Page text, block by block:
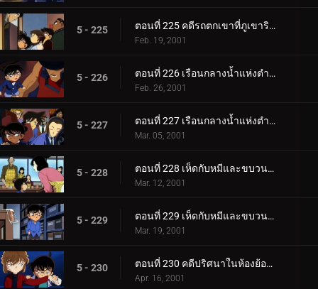
5 - 225 ตอนที่ 225 คดีรถตกเขาที่ภูเขาริวจิน
Feb. 19, 2001
5 - 226 ตอนที่ 226 เรือนกลางน้ำแห่งตำนานสระเบญจรงค์ (ตอนแรก)
Feb. 26, 2001
5 - 227 ตอนที่ 227 เรือนกลางน้ำแห่งตำนานสระเบญจรงค์ (ตอนจบ)
Mar. 05, 2001
5 - 228 ตอนที่ 228 เห็ดกับหมีและขบวนการนักสืบเยาชน (ตอนแรก)
Mar. 12, 2001
5 - 229 ตอนที่ 229 เห็ดกับหมีและขบวนการนักสืบเยาชน (ตอนจบ)
Mar. 19, 2001
5 - 230 ตอนที่ 230 คดีปริศนาในห้องย้อนยุค
Apr. 16, 2001